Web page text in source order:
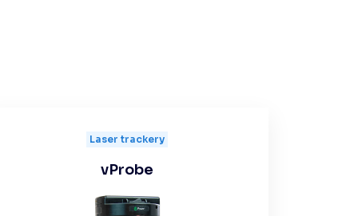
Laser trackery
vProbe